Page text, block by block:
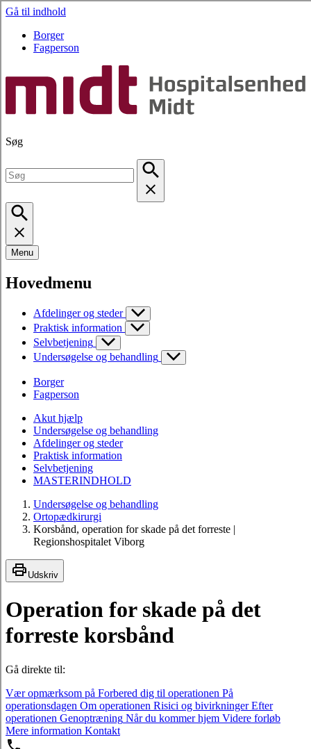
Gå til indhold
Borger
Fagperson
Søg
Menu
Hovedmenu
Afdelinger og steder
Praktisk information
Selvbetjening
Undersøgelse og behandling
Borger
Fagperson
Akut hjælp
Undersøgelse og behandling
Afdelinger og steder
Praktisk information
Selvbetjening
MASTERINDHOLD
Undersøgelse og behandling
Ortopædkirurgi
Korsbånd, operation for skade på det forreste |
Regionshospitalet Viborg
Udskriv
Operation for skade på det
forreste korsbånd
Gå direkte til:
Vær opmærksom på Forbered dig til operationen På
operationsdagen Om operationen Risici og bivirkningerEfter
operationen Genoptræning Når du kommer hjem Videre forløb
Mere information Kontakt